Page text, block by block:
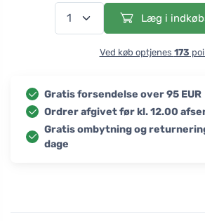
Læg i
Ved køb optjenes 173
Gratis forsendelse over 95 EUR
Ordrer afgivet før kl. 12.00
Gratis ombytning og
dage